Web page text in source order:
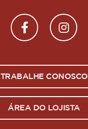
TRABALHE CONOSCO
ÁREA DO LOJISTA